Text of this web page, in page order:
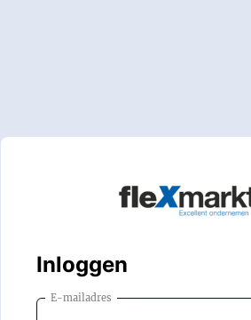
Inloggen
E-mailadres